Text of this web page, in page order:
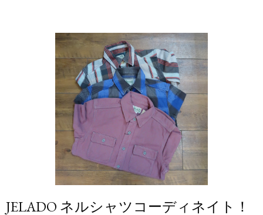
JELADO ネルシャツコーディネイト！